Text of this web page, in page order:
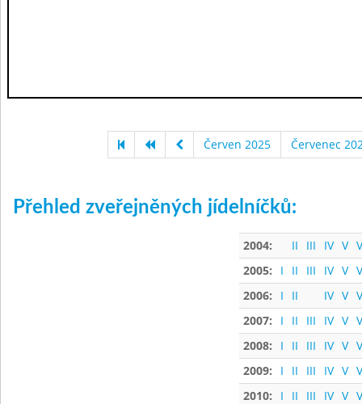
Červen 2025 Červenec
Přehled zveřejněných jídelníčků:
2004: II III IV V
2005:
I II III IV V
2006:
I II IV V
2007:
I II III IV V
2008:
I II III IV V
2009:
I II III IV V
2010:
I II III IV V